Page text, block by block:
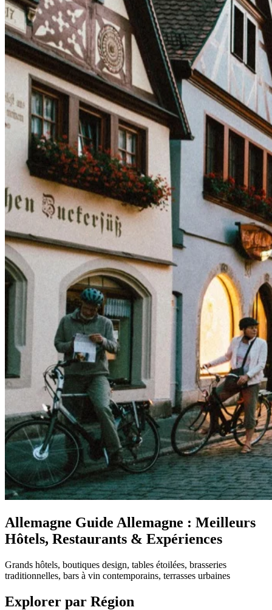
Allemagne Guide Allemagne : Meilleurs
Hôtels, Restaurants & Expériences
Grands hôtels, boutiques design, tables étoilées, brasseries
traditionnelles, bars à vin contemporains, terrasses urbaines
Explorer par Région